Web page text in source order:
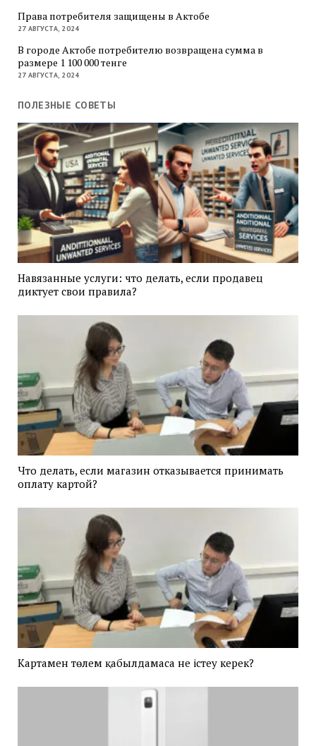
Права потребителя защищены в Актобе
27 АВГУСТА, 2024
В городе Актобе потребителю возвращена сумма в
размере 1 100 000 тенге
27 АВГУСТА, 2024
ПОЛЕЗНЫЕ СОВЕТЫ
Навязанные услуги: что делать, если продавец
диктует свои правила?
Что делать, если магазин отказывается принимать
оплату картой?
Картамен төлем қабылдамаса не істеу керек?